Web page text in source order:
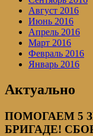
Август 2016
Июнь 2016
Апрель 2016
Март 2016
Февраль 2016
Январь 2016
Актуально
ПОМОГАЕМ 5
БРИГАДЕ!